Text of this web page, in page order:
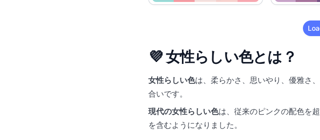
💜 女性らしい色とは？
女性らしい色は、柔らかさ、思いやり、優雅さ
合いです。
現代の女性らしい色は、従来のピンクの配色を
を含むようになりました。